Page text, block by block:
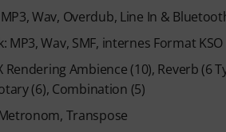
Wav, Overdub, Line In &
MP3, Wav, SMF, internes Format KSO
Rendering Ambience (10), Reverb (6
(6), Combination (5)
Transpose